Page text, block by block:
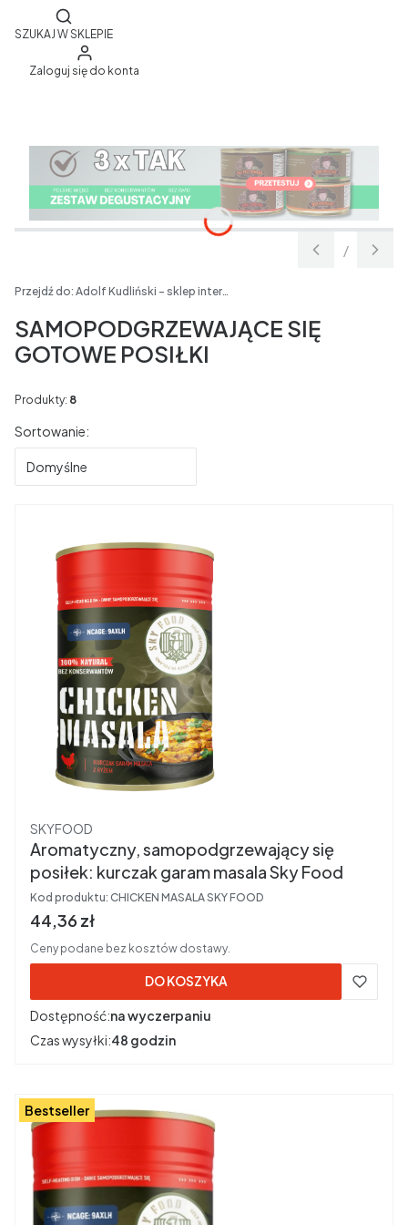
Otwórz wyszukiwarkę
SZUKAJ W SKLEPIE
Zaloguj się do konta
Slajd
/
z
Przejdź do: Adolf Kudliński - sklep internetowy
SAMOPODGRZEWAJĄCE SIĘ
GOTOWE POSIŁKI
Produkty: 8
Lista produktów
Sortowanie:
Domyślne
Producent
SKYFOOD
Aromatyczny, samopodgrzewający się
posiłek: kurczak garam masala Sky Food
Kod produktu: CHICKEN MASALA SKY FOOD
Cena brutto
44,36 zł
Ceny podane bez kosztów dostawy.
DO KOSZYKA
Dostępność:na wyczerpaniu
Czas wysyłki:48 godzin
Bestseller